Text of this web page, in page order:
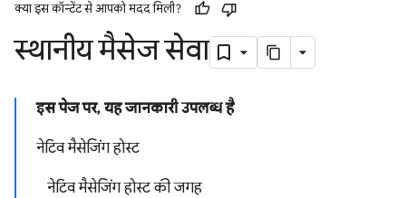
क्या इस कॉन्टेंट से आपको मदद मिली?
स्थानीय मैसेज सेवा
इस पेज पर, यह जानकारी उपलब्ध है
नेटिव मैसेजिंग होस्ट
नेटिव मैसेजिंग होस्ट की जगह